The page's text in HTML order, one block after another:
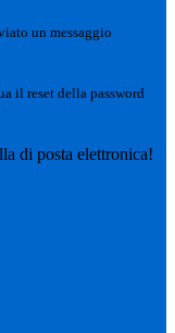
un messaggio
il reset della password
di posta elettronica!